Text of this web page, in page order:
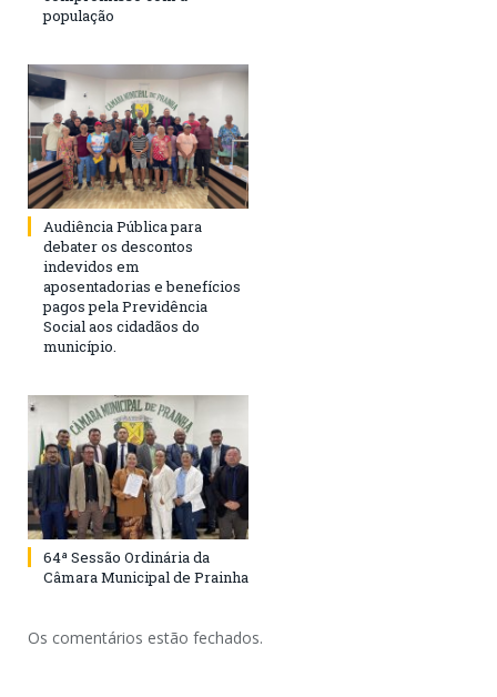
população
Audiência Pública para
debater os descontos
indevidos em
aposentadorias e benefícios
pagos pela Previdência
Social aos cidadãos do
município.
64ª Sessão Ordinária da
Câmara Municipal de Prainha
Os comentários estão fechados.